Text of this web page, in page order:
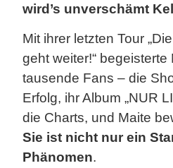
wird’s unverschämt
Mit ihrer letzten Tour
geht weiter!“
tausende Fans – die
Erfolg, ihr Album „NUR
die Charts, und Maite
Sie ist nicht nur ein
Phänomen.